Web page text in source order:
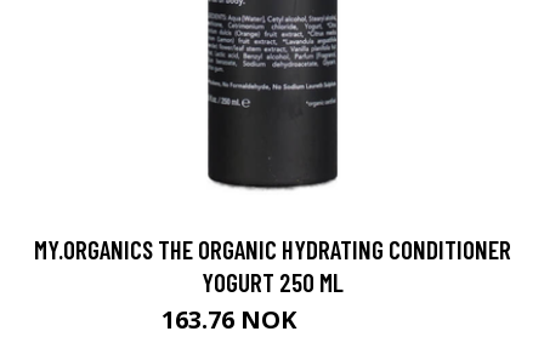
MY.ORGANICS THE ORGANIC HYDRATING CONDITIONER
YOGURT 250 ML
163.76 NOK